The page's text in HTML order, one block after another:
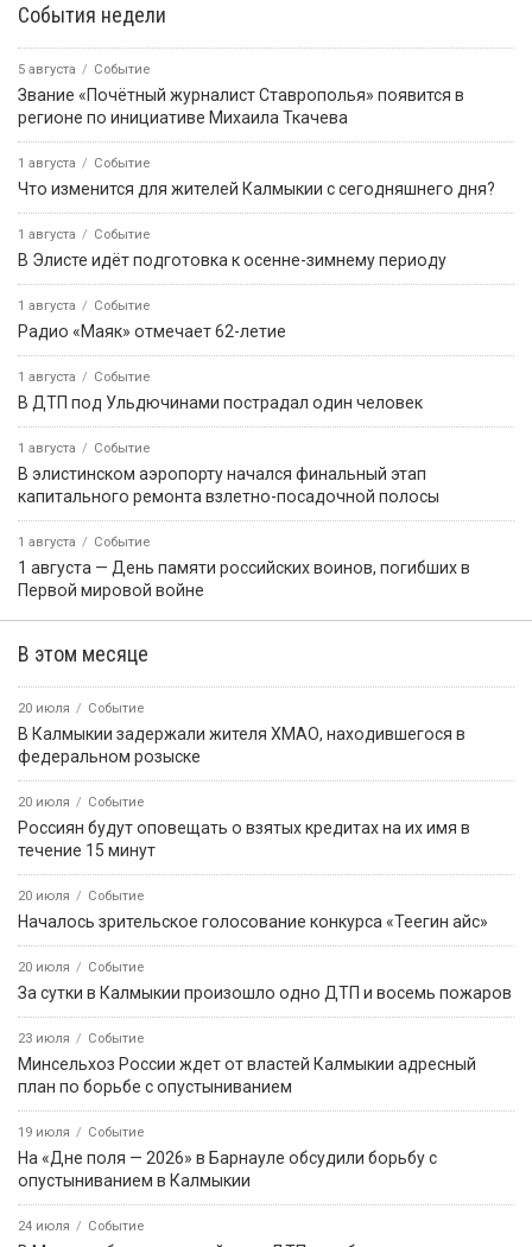
События недели
5 августа Событие
Звание «Почётный журналист Ставрополья» появится в
регионе по инициативе Михаила Ткачева
1 августа Событие
Что изменится для жителей Калмыкии с сегодняшнего дня?
1 августа Событие
В Элисте идёт подготовка к осенне-зимнему периоду
1 августа Событие
Радио «Маяк» отмечает 62-летие
1 августа Событие
В ДТП под Ульдючинами пострадал один человек
1 августа Событие
В элистинском аэропорту начался финальный этап
капитального ремонта взлетно-посадочной полосы
1 августа Событие
1 августа — День памяти российских воинов, погибших в
Первой мировой войне
В этом месяце
20 июля Событие
В Калмыкии задержали жителя ХМАО, находившегося в
федеральном розыске
20 июля Событие
Россиян будут оповещать о взятых кредитах на их имя в
течение 15 минут
20 июля Событие
Началось зрительское голосование конкурса «Теегин айс»
20 июля Событие
За сутки в Калмыкии произошло одно ДТП и восемь пожаров
23 июля Событие
Минсельхоз России ждет от властей Калмыкии адресный
план по борьбе с опустыниванием
19 июля Событие
На «Дне поля — 2026» в Барнауле обсудили борьбу с
опустыниванием в Калмыкии
24 июля Событие